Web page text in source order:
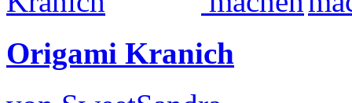
Origami Kranich